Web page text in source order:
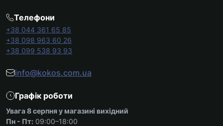
Телефони
+38 044 361 65 85
+38 098 963 60 26
+38 099 538 93 93
info@kokos.com.ua
Графік роботи
Увага 8 серпня у магазині вихідний
Пн - Пт: 09:00–18:00